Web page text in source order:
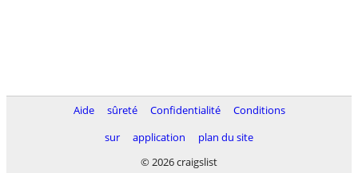
Aide sûreté Confidentialité
Conditions
sur
application
plan du site
© 2026 craigslist